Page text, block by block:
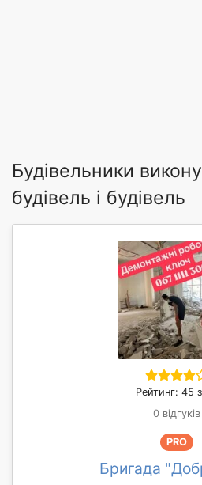
Будівельники
будівель і будівель
Рейтинг: 45
0 відгуків
PRO
Бригада